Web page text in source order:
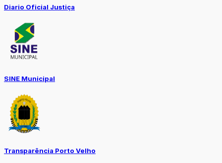
Diario Oficial Justiça
SINE Municipal
Transparência Porto Velho